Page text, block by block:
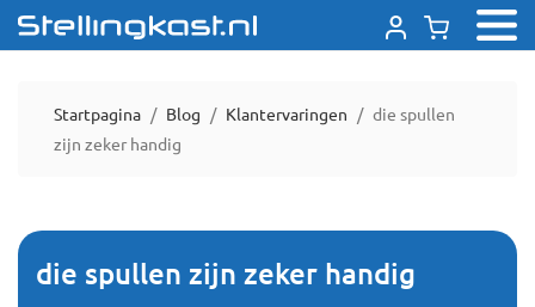
Startpagina Blog Klantervaringen
die spullen
zijn zeker handig
die spullen zijn zeker handig